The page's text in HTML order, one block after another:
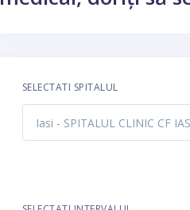
SELECTATI SPITALUL